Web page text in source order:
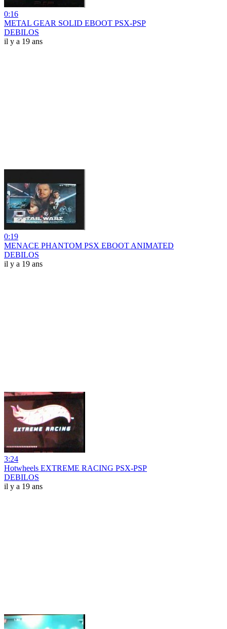
0:16
METAL GEAR SOLID EBOOT PSX-PSP
DEBILOS
il y a 19 ans
0:19
MENACE PHANTOM PSX EBOOT ANIMATED
DEBILOS
il y a 19 ans
3:24
Hotwheels EXTREME RACING PSX-PSP
DEBILOS
il y a 19 ans